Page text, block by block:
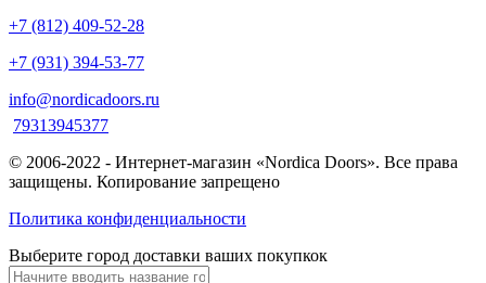
+7 (812) 409-52-28
+7 (931) 394-53-77
info@nordicadoors.ru
79313945377
© 2006-2022 - Интернет-магазин «Nordica Doors». Все права
защищены. Копирование запрещено
Политика конфиденциальности
Выберите город доставки ваших покупкок